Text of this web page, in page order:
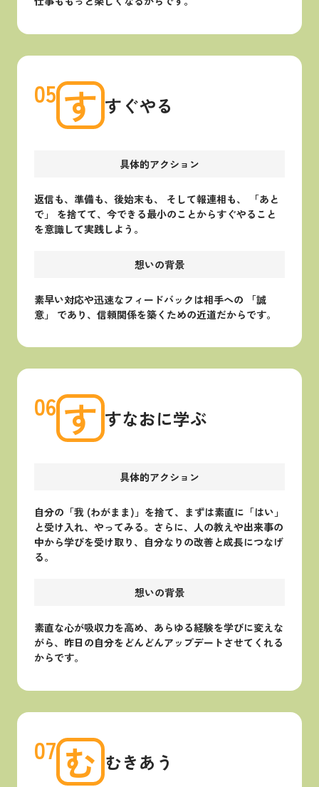
05 す すぐやる
具体的アクション
返信も、準備も、後始末も、 そして報連相も、 「あと
で」 を捨てて、今できる最小のことからすぐやること
を意識して実践しよう。
想いの背景
素早い対応や迅速なフィードバックは相手への 「誠
意」 であり、信頼関係を築くための近道だからです。
06 す すなおに学ぶ
具体的アクション
自分の「我 (わがまま)」を捨て、まずは素直に「はい」
と受け入れ、やってみる。さらに、人の教えや出来事の
中から学びを受け取り、自分なりの改善と成長につなげ
る。
想いの背景
素直な心が吸収力を高め、あらゆる経験を学びに変えな
がら、昨日の自分をどんどんアップデートさせてくれる
からです。
07 む むきあう